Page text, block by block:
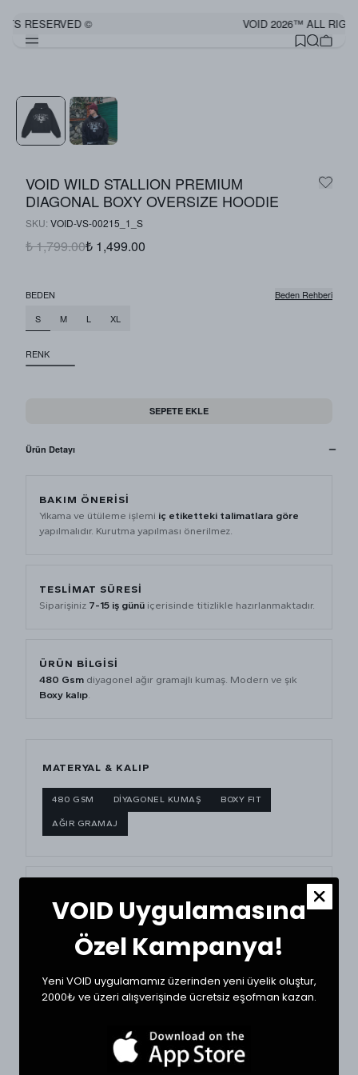
RESERVED © VOID 2026™ ALL
VOID WILD STALLION PREMIUM
DIAGONAL BOXY OVERSIZE HOODIE
SKU: VOID-VS-00215_1_S
₺ 1,799.00₺ 1,499.00
BEDEN
Beden Rehberi
S
M L XL
RENK
SEPETE EKLE
Ürün Detayı
BAKIM ÖNERISI
Yıkama ve ütüleme işlemi iç etiketteki talimatlara göre
yapılmalıdır. Kurutma yapılması önerilmez.
TESLIMAT SÜRESI
Siparişiniz 7-15 iş günü içerisinde titizlikle hazırlanmaktadır.
ÜRÜN BILGISI
480 Gsm diyagonel ağır gramajlı kumaş. Modern ve şık
Boxy kalıp.
MATERYAL & KALIP
480 GSM DİYAGONEL KUMAŞ BOXY FIT
AĞIR GRAMAJ
BEDEN
Medium 72 64
75
VOID Uygulamasına
Özel Kampanya!
Yeni VOID uygulamamız üzerinden yeni üyelik oluştur,
2000₺ ve üzeri alışverişinde ücretsiz eşofman kazan.